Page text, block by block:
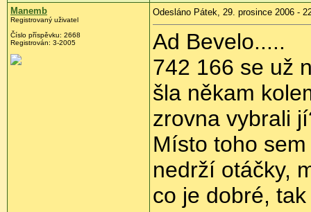
Manemb
Registrovaný uživatel
Číslo příspěvku: 2668
Registrován: 3-2005
Odesláno Pátek, 29. prosince 2006 -
Ad Bevelo.....
742 166 se už
šla někam
zrovna vybrali
Místo toho
nedrží otáčky,
co je dobré,